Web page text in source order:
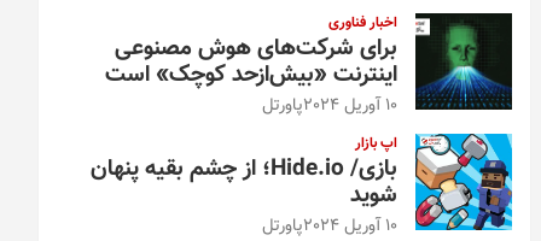
اخبار فناوری
برای شرکت‌های هوش مصنوعی
اینترنت «بیش‌از‌حد کوچک» است
10 آوریل 2024 پاورتل
اپ بازار
بازی/ Hide.io؛ از چشم بقیه پنهان
شوید
10 آوریل 2024 پاورتل